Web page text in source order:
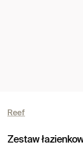
Reef
Zestaw